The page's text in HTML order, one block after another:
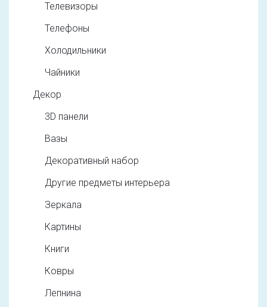
Телевизоры
Телефоны
Холодильники
Чайники
Декор
3D панели
Вазы
Декоративный набор
Другие предметы интерьера
Зеркала
Картины
Книги
Ковры
Лепнина